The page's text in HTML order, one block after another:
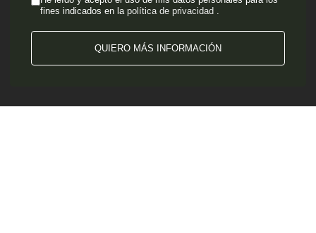
fines indicados en la política de privacidad
QUIERO MÁS INFORMACIÓN